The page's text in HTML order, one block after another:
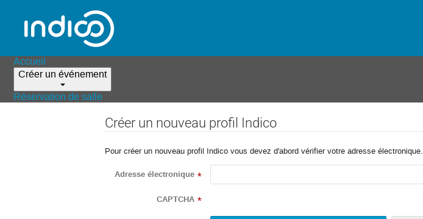
Accueil
Créer un événement
Réservation de salle
Créer un nouveau profil Indico
Pour créer un nouveau profil Indico vous devez d'abord vérifier votre adresse électronique.
Adresse électronique *
CAPTCHA *